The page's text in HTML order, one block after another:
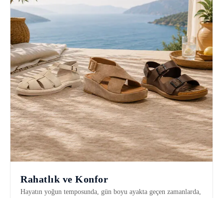
Rahatlık ve Konfor
Hayatın yoğun temposunda, gün boyu ayakta geçen zamanlarda,